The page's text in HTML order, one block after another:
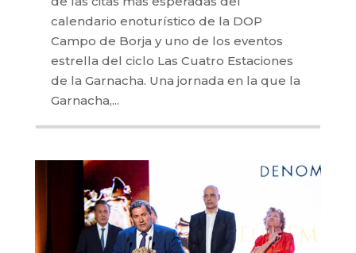
calendario enoturístico de la DOP
Campo de Borja y uno de los eventos
estrella del ciclo Las Cuatro Estaciones
de la Garnacha. Una jornada en la que la
Garnacha,...